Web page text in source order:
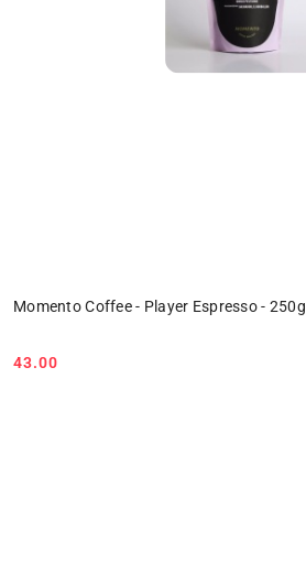
Momento Coffee - Player Espresso - 250g
Cena:
43.00